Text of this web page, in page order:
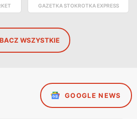
GAZETKA STOKROTKA EXPRESS
WSZYSTKIE
GOOGLE NEWS